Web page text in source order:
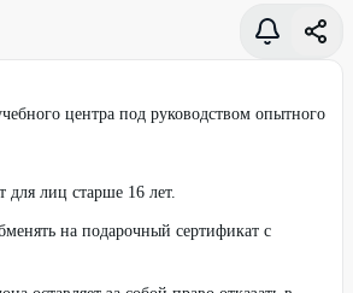
центра под руководством опытного
для лиц старше 16 лет.
на подарочный сертификат с